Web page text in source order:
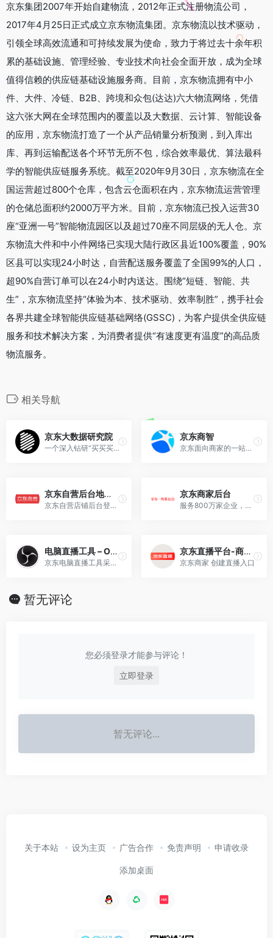
京东集团2007年开始自建物流，2012年正式注册物流公司，
2017年4月25日正式成立京东物流集团。京东物流以技术驱动，
引领全球高效流通和可持续发展为使命，致力于将过去十余年积
累的基础设施、管理经验、专业技术向社会全面开放，成为全球
值得信赖的供应链基础设施服务商。目前，京东物流拥有中小
件、大件、冷链、B2B、跨境和众包(达达)六大物流网络，凭借
这六张大网在全球范围内的覆盖以及大数据、云计算、智能设备
的应用，京东物流打造了一个从产品销量分析预测，到入库出
库、再到运输配送各个环节无所不包，综合效率最优、算法最科
学的智能供应链服务系统。截至2020年9月30日，京东物流在全
国运营超过800个仓库，包含云仓面积在内，京东物流运营管理
的仓储总面积约2000万平方米。目前，京东物流已投入运营30
座“亚洲一号”智能物流园区以及超过70座不同层级的无人仓。京
东物流大件和中小件网络已实现大陆行政区县近100%覆盖，90%
区县可以实现24小时达，自营配送服务覆盖了全国99%的人口，
超90%自营订单可以在24小时内送达。围绕“短链、智能、共
生”，京东物流坚持“体验为本、技术驱动、效率制胜”，携手社会
各界共建全球智能供应链基础网络(GSSC)，为客户提供全供应链
服务和技术解决方案，为消费者提供“有速度更有温度”的高品质
物流服务。
相关导航
京东大数据研究院
一个深入钻研“买买买”的大数据研究院
京东商智
京东面向商家的一站式运营数据开放平台
京东自营后台地址 – 供应商服务中心
京东自营店铺后台登录地址
京东商家后台
服务800万家企业，构建企业服务数字新生态。
电脑直播工具 – OBS直播
京东电脑直播工具采用了OBS免费开源软件，非京东官方开发。
京东直播平台-商家入口
京东商家 创建直播入口
暂无评论
您必须登录才能参与评论！
立即登录
暂无评论...
关于本站 设为主页 广告合作 免责声明 申请收录
添加桌面